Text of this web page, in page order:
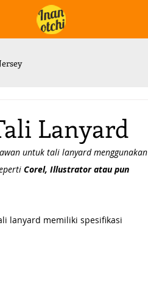
Lanyard
untuk tali lanyard menggunakan
Corel, Illustrator atau pun
lanyard memiliki spesifikasi